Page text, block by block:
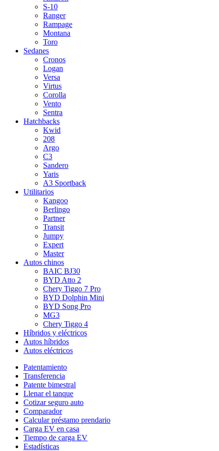
S-10
Ranger
Rampage
Montana
Toro
Sedanes
Cronos
Logan
Versa
Virtus
Corolla
Vento
Sentra
Hatchbacks
Kwid
208
Argo
C3
Sandero
Yaris
A3 Sportback
Utilitarios
Kangoo
Berlingo
Partner
Transit
Jumpy
Expert
Master
Autos chinos
BAIC BJ30
BYD Atto 2
Chery Tiggo 7 Pro
BYD Dolphin Mini
BYD Song Pro
MG3
Chery Tiggo 4
Híbridos y eléctricos
Autos híbridos
Autos eléctricos
Patentamiento
Transferencia
Patente bimestral
Llenar el tanque
Cotizar seguro auto
Comparador
Calcular préstamo prendario
Carga EV en casa
Tiempo de carga EV
Estadísticas